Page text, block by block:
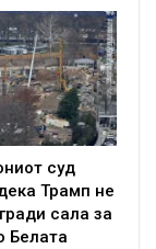
суд
Трамп не
сала за
Белата